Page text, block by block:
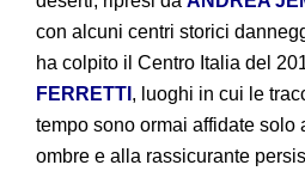
con alcuni centri storici
ha colpito il Centro Italia del
FERRETTI , luoghi in cui le
tempo sono ormai affidate solo
ombre e alla rassicurante